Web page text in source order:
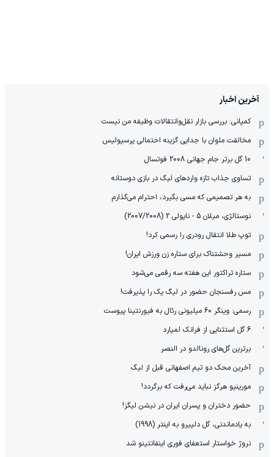
آخرین اخبار
کمپانی: بررسی بازار نقل‌وانتقالات وظیفه من نیست
مخالفت ملوان با جدایی گزینه احتمالی پرسپولیس
10 گل برتر جام جهانی 2008 فوتسال
تساوی جذاب تازه واردهای لیگ در بازی دوستانه
به هر تصمیمی که مسی بگیرد، احترام می‌گذارم
نوستالژی، میلان 5 - ناپولی 2 (2007/2008)
توپ طلا انتقال رودری را رسمی کرد!
مسیر وحشتناک برای ستاره زن ورزش ایران!
ستاره تراکتور این هفته سه رقمی می‌شود
مس رفسنجان حضور در لیگ یک را پذیرفت!
رسمی: وینگر 60 میلیونی رئال به فیورنتینا پیوست
6 گل استثنایی از فرانک لمپارد
برترین گل‌های رونالدو در النصر
آخرین محک دو تیم اصفهانی قبل از لیگ
مورینیو هرگز نباید می‌رفت که برگردد!
حضور دختران و پسران ایران در نیشن لیگز!
به یادماندنی، گل دلپیرو به اینتر (1998)
نروژ خواستار استعفای فوری اینفانتینو شد